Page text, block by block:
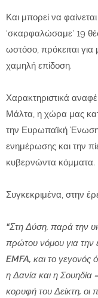
Και μπορεί να
‘σκαρφαλώσαμε’ 19
ωστόσο, πρόκειται για
χαμηλή επίδοση.
Χαρακτηριστικά
Μάλτα, η χώρα μας
την Ευρωπαϊκή
ενημέρωσης και την
κυβερνώντα κόμματα.
Συγκεκριμένα, στην
“Στη Δύση, παρά την
πρώτου νόμου για
EMFA, και το γεγονός
η Δανία και η Σουηδία
κορυφή του Δείκτη, οι